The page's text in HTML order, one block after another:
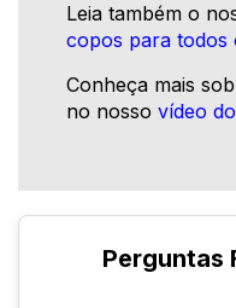
Leia também o
copos para todos
Conheça mais
no nosso vídeo
Perguntas